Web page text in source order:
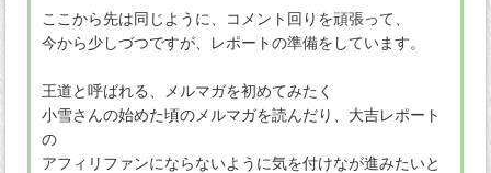
ここから先は同じように、コメント回りを頑張って、
今から少しづつですが、レポートの準備をしています。
王道と呼ばれる、メルマガを初めてみたく
小雪さんの始めた頃のメルマガを読んだり、大吉レポート
の
アフィリファンにならないように気を付けなが進みたいと